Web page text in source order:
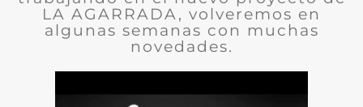
LA AGARRADA, volveremos en
algunas semanas con muchas
novedades.